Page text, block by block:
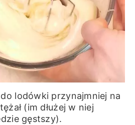
lodówki przynajmniej na
(im dłużej w niej
gęstszy).